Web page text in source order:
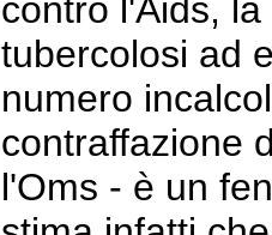
contro l'Aids,
tubercolosi ad
numero
contraffazione
l'Oms - è un